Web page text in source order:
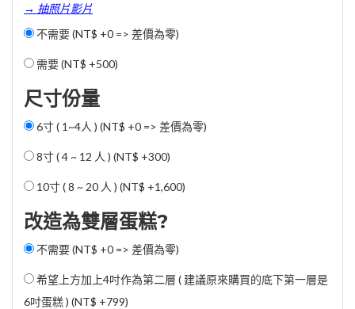
→ 抽照片影片
不需要 (NT$ +0 => 差價為零)
需要 (NT$ +500)
尺寸份量
6寸 ( 1~4人 ) (NT$ +0 => 差價為零)
8寸 ( 4 ~ 12 人 ) (NT$ +300)
10寸 ( 8 ~ 20 人 ) (NT$ +1,600)
改造為雙層蛋糕?
不需要 (NT$ +0 => 差價為零)
希望上方加上4吋作為第二層 ( 建議原來購買的底下第一層是
6吋蛋糕 ) (NT$ +799)